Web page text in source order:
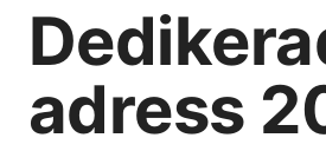
adress